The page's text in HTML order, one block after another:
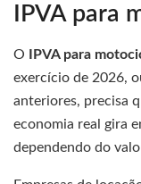
IPVA para
O IPVA para
exercício de 2026,
anteriores, precisa
economia real gira
dependendo do